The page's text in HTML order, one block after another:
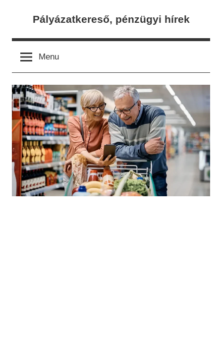
Pályázatkereső, pénzügyi hírek
Menu